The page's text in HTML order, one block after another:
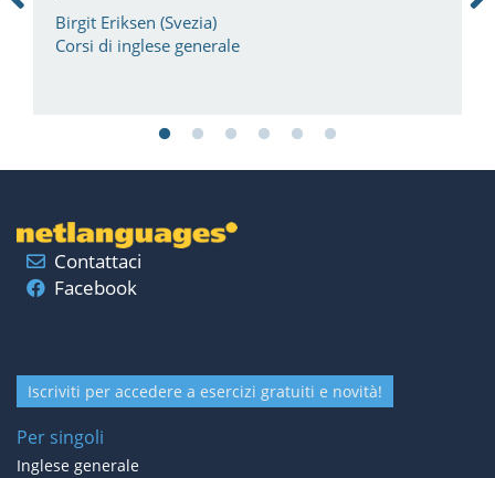
Birgit Eriksen (Svezia)
Corsi di inglese generale
Contattaci
Facebook
Iscriviti per accedere a esercizi gratuiti e novità!
Per singoli
Inglese generale